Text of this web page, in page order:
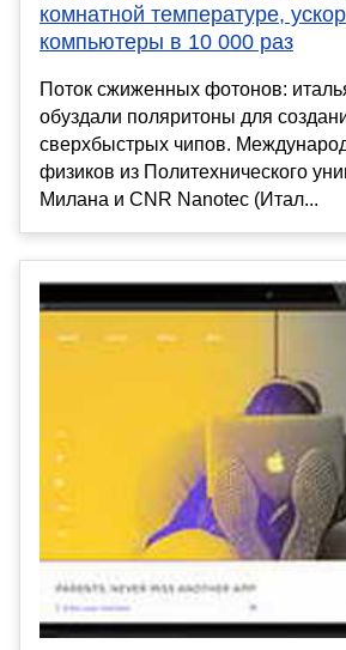
комнатной температуре,
компьютеры в 10 000 раз
Поток сжиженных фотонов:
обуздали поляритоны для
сверхбыстрых чипов.
физиков из Политехнического
Милана и CNR Nanotec (Итал...